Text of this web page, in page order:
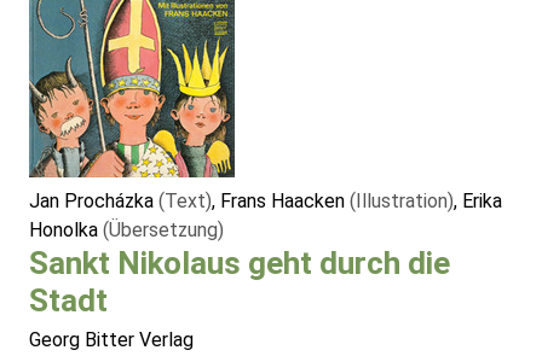
Jan Procházka (Text), Frans Haacken (Illustration), Erika
Honolka (Übersetzung)
Sankt Nikolaus geht durch die
Stadt
Georg Bitter Verlag